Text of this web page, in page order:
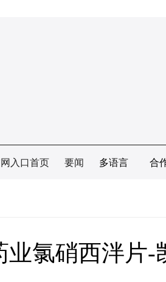
入口首页 要闻 多语言 合
业氯硝西泮片-